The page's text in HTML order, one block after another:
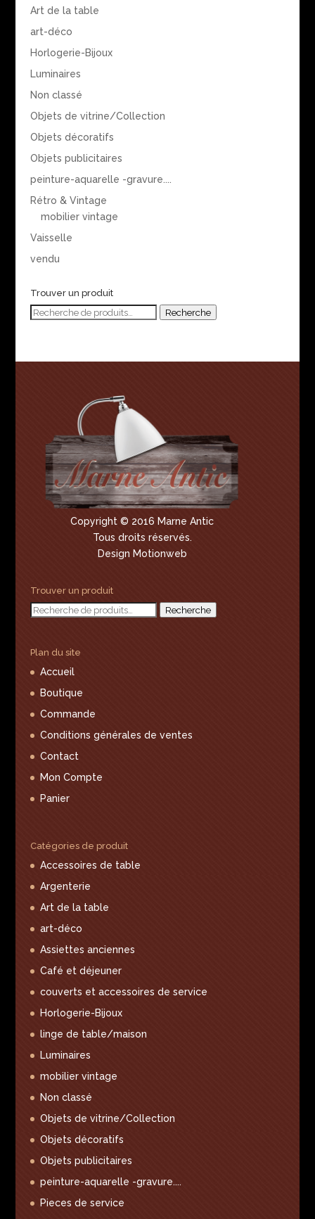
Art de la table
art-déco
Horlogerie-Bijoux
Luminaires
Non classé
Objets de vitrine/Collection
Objets décoratifs
Objets publicitaires
peinture-aquarelle -gravure....
Rétro & Vintage
mobilier vintage
Vaisselle
vendu
Trouver un produit
Recherche
Recherche
Copyright © 2016 Marne Antic
Tous droits réservés.
Design Motionweb
Trouver un produit
Recherche
Recherche
Plan du site
Accueil
Boutique
Commande
Conditions générales de ventes
Contact
Mon Compte
Panier
Catégories de produit
Accessoires de table
Argenterie
Art de la table
art-déco
Assiettes anciennes
Café et déjeuner
couverts et accessoires de service
Horlogerie-Bijoux
linge de table/maison
Luminaires
mobilier vintage
Non classé
Objets de vitrine/Collection
Objets décoratifs
Objets publicitaires
peinture-aquarelle -gravure....
Pieces de service